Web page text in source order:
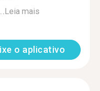
Leia mais
o aplicativo